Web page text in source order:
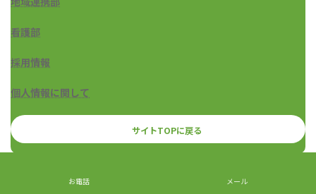
看護部
採用情報
個人情報に関して
サイトTOPに戻る
お電話 メール